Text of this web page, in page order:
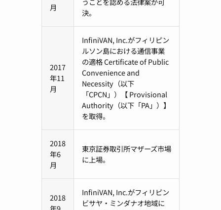
月
決。
2017
年11
月
InfiniVAN, Inc.がフィリピン
ルソン島における通信事業
の適格 Certificate of Public
Convenience and
Necessity（以下
「CPCN」）【 Provisional
Authority（以下「PA」）】
を取得。
2018
年6
月
東京証券取引所マザーズ市場
に上場。
2018
InfiniVAN, Inc.がフィリピン
ビサヤ・ミンダナオ地域に